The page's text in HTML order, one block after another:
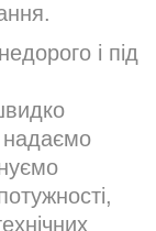
і під
надаємо